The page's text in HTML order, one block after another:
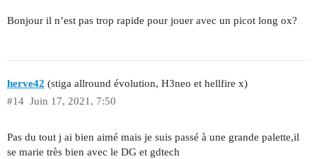
Bonjour il n’est pas trop rapide pour jouer avec un picot long ox?
herve42 (stiga allround évolution, H3neo et hellfire x)
Juin 17, 2021, 7:50
#14
Pas du tout j ai bien aimé mais je suis passé à une grande palette,il
se marie très bien avec le DG et gdtech